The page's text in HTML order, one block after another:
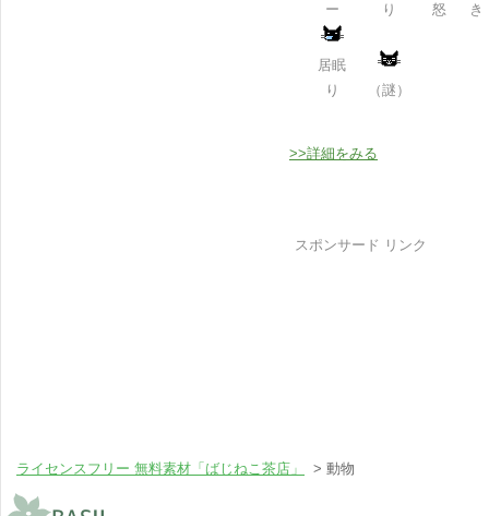
ー り 怒 き
居眠
り
（謎）
>>詳細をみる
スポンサード リンク
ライセンスフリー 無料素材「ばじねこ茶店」 > 動物